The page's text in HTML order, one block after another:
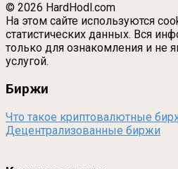
© 2026 HardHodl.com
На этом сайте используются
статистических данных. Вся
только для ознакомления и не
услугой.
Биржи
Что такое криптовалютные
Децентрализованные биржи